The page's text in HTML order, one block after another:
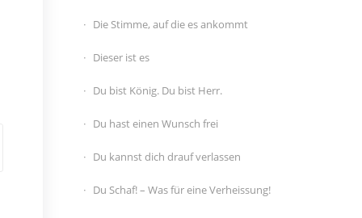
Die Stimme, auf die es ankommt
Dieser ist es
Du bist König. Du bist Herr.
Du hast einen Wunsch frei
Du kannst dich drauf verlassen
Du Schaf! – Was für eine Verheissung!